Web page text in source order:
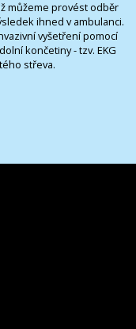
můžeme provést odběr
ihned v ambulanci.
vyšetření pomocí
končetiny - tzv. EKG
střeva.